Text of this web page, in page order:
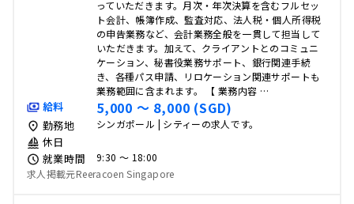
っていただきます。月次・年次決算を含むフルセッ
ト会計、帳簿作成、監査対応、法人税・個人所得税
の申告業務など、会計業務全般を一貫して担当して
いただきます。加えて、クライアントとのコミュニ
ケーション、秘書役業務サポート、銀行関連手続
き、各種パス申請、リロケーション関連サポートも
業務範囲に含まれます。 【 業務内容 …
給料 5,000 〜 8,000 (SGD)
勤務地 シンガポール | シティーの求人です。
休日
就業時間
9:30 〜 18:00
求人掲載元Reeracoen Singapore